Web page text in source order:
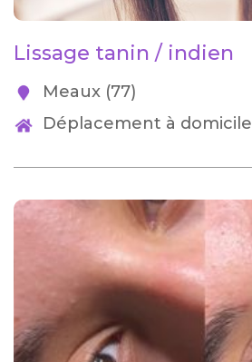
Lissage tanin / indien
Meaux (77)
Déplacement à domicile